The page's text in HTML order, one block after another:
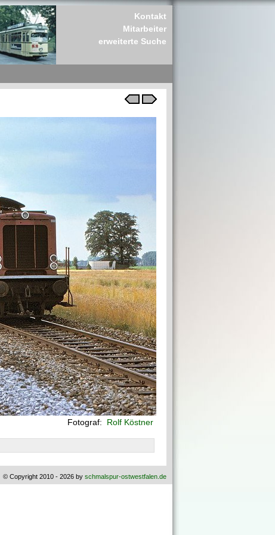
Kontakt
Mitarbeiter
erweiterte Suche
Fotograf: Rolf Köstner
© Copyright 2010 - 2026 by schmalspur-ostwestfalen.de